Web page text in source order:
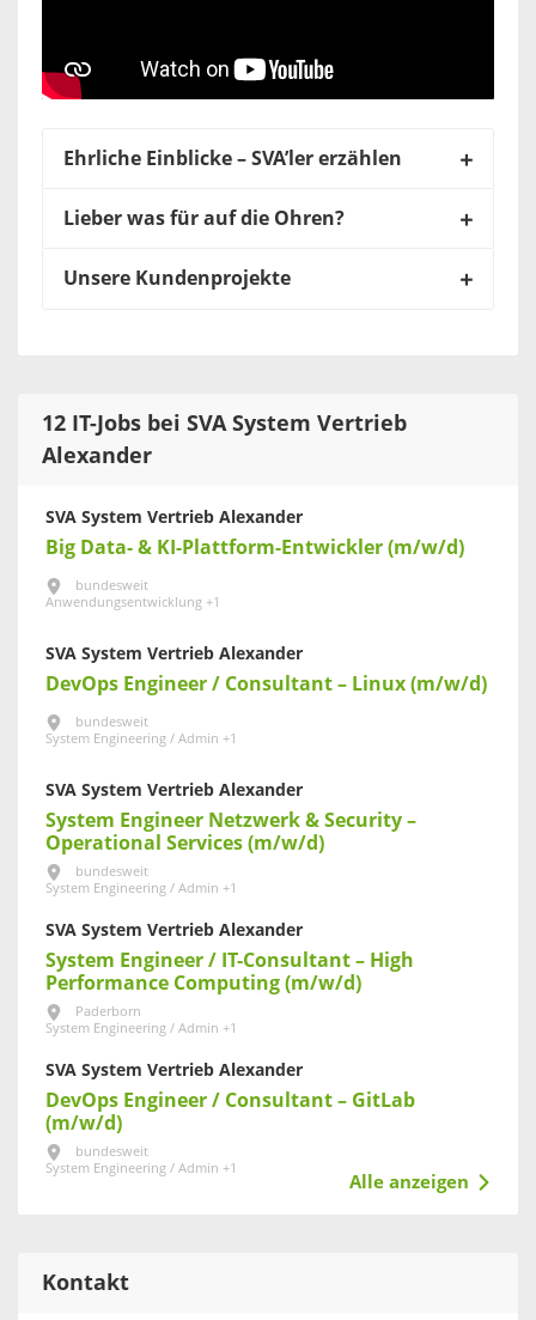
Ehrliche Einblicke – SVA’ler erzählen
Lieber was für auf die Ohren?
Unsere Kundenprojekte
12 IT-Jobs bei SVA System Vertrieb
Alexander
SVA System Vertrieb Alexander
Big Data- & KI-Plattform-Entwickler (m/w/d)
bundesweit
Anwendungsentwicklung +1
SVA System Vertrieb Alexander
DevOps Engineer / Consultant – Linux (m/w/d)
bundesweit
System Engineering / Admin +1
SVA System Vertrieb Alexander
System Engineer Netzwerk & Security –
Operational Services (m/w/d)
bundesweit
System Engineering / Admin +1
SVA System Vertrieb Alexander
System Engineer / IT-Consultant – High
Performance Computing (m/w/d)
Paderborn
System Engineering / Admin +1
SVA System Vertrieb Alexander
DevOps Engineer / Consultant – GitLab
(m/w/d)
bundesweit
System Engineering / Admin +1
Alle anzeigen
Kontakt